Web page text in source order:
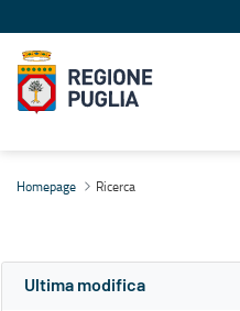
Homepage Ricerca
Ultima modifica